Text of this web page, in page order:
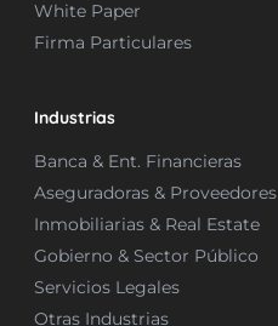
White Paper
Firma Particulares
Industrias
Banca & Ent. Financieras
Aseguradoras & Proveedores
Inmobiliarias & Real Estate
Gobierno & Sector Público
Servicios Legales
Otras Industrias